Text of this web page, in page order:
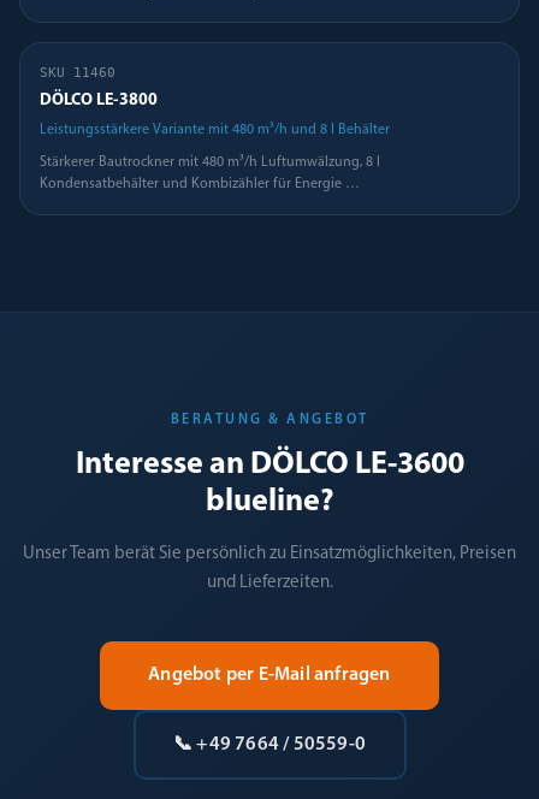
SKU 11460
DÖLCO LE-3800
Leistungsstärkere Variante mit 480 m³/h und 8 l Behälter
Stärkerer Bautrockner mit 480 m³/h Luftumwälzung, 8 l
Kondensatbehälter und Kombizähler für Energie …
BERATUNG & ANGEBOT
Interesse an DÖLCO LE-3600
blueline?
Unser Team berät Sie persönlich zu Einsatzmöglichkeiten, Preisen
und Lieferzeiten.
Angebot per E-Mail anfragen
📞 +49 7664 / 50559-0